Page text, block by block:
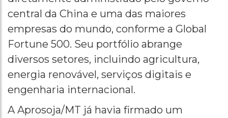
central da China e uma das maiores
empresas do mundo, conforme a Global
Fortune 500. Seu portfólio abrange
diversos setores, incluindo agricultura,
energia renovável, serviços digitais e
engenharia internacional.
A Aprosoja/MT já havia firmado um